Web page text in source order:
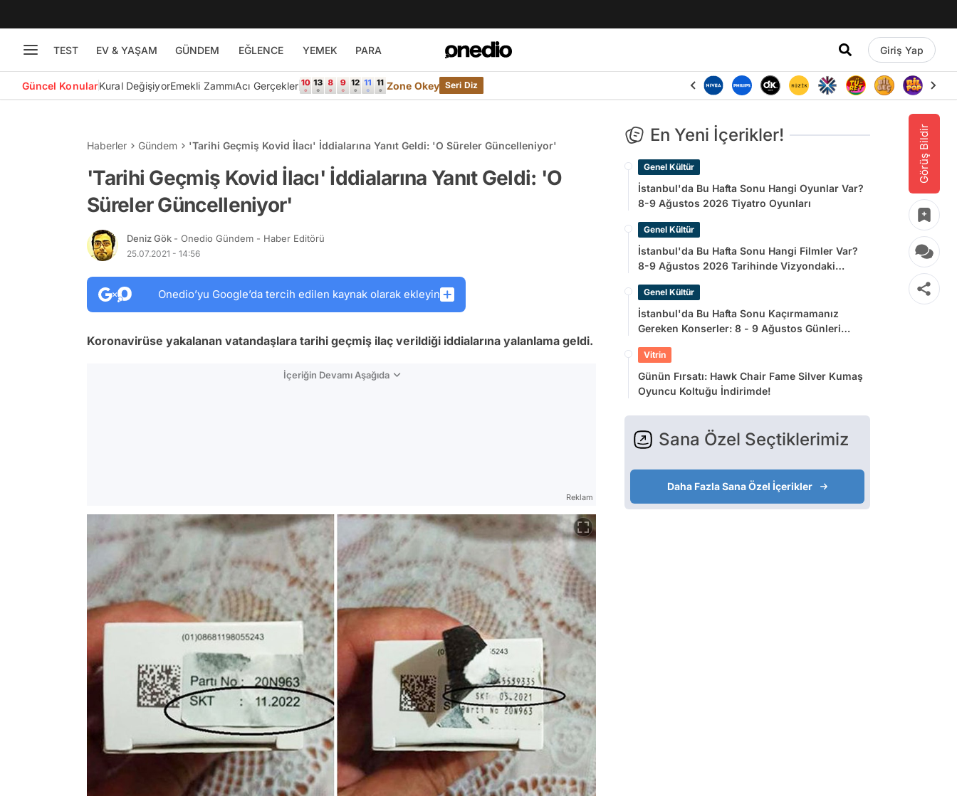
TEST EV & YAŞAM GÜNDEM EĞLENCE YEMEK PARA Giriş Yap
Güncel KonularKural DeğişiyorEmekli ZammıAcı Gerçekler Zone Okey Seri Diz
Görüş Bildir
Haberler Gündem 'Tarihi Geçmiş Kovid İlacı' İddialarına Yanıt Geldi: 'O Süreler Güncelleniyor'
'Tarihi Geçmiş Kovid İlacı' İddialarına Yanıt Geldi: 'O
Süreler Güncelleniyor'
Deniz Gök - Onedio Gündem - Haber Editörü
25.07.2021 - 14:56
Onedio’yu Google’da tercih edilen kaynak olarak ekleyin
Koronavirüse yakalanan vatandaşlara tarihi geçmiş ilaç verildiği iddialarına yalanlama geldi.
İçeriğin Devamı Aşağıda
Reklam
En Yeni İçerikler!
Genel Kültür
İstanbul'da Bu Hafta Sonu Hangi Oyunlar Var?
8-9 Ağustos 2026 Tiyatro Oyunları
Genel Kültür
İstanbul'da Bu Hafta Sonu Hangi Filmler Var?
8-9 Ağustos 2026 Tarihinde Vizyondaki
Genel Kültür
İstanbul'da Bu Hafta Sonu Kaçırmamanız
Gereken Konserler: 8 - 9 Ağustos Günleri
Vitrin
Günün Fırsatı: Hawk Chair Fame Silver Kumaş
Oyuncu Koltuğu İndirimde!
Sana Özel Seçtiklerimiz
Daha Fazla Sana Özel İçerikler